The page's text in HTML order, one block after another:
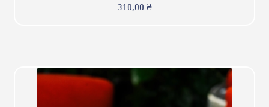
310,00 ₴